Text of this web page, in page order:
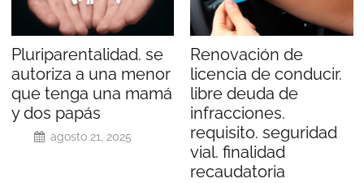
Pluriparentalidad. se
autoriza a una menor
que tenga una mamá
y dos papás
agosto 21, 2025
Renovación de
licencia de conducir.
libre deuda de
infracciones.
requisito. seguridad
vial. finalidad
recaudatoria